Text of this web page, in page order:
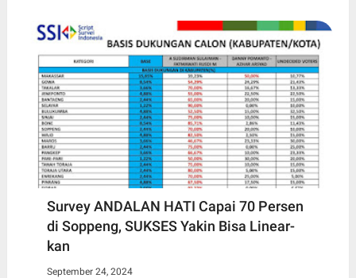
Survey ANDALAN HATI Capai 70 Persen
di Soppeng, SUKSES Yakin Bisa Linear-
kan
September 24, 2024